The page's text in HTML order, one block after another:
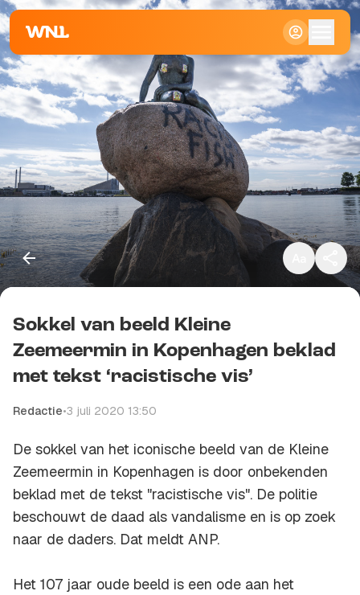
Klein
Groot
Sokkel van beeld Kleine
Zeemeermin in Kopenhagen beklad
met tekst ‘racistische vis’
Redactie•3 juli 2020 13:50
De sokkel van het iconische beeld van de Kleine
Zeemeermin in Kopenhagen is door onbekenden
beklad met de tekst "racistische vis". De politie
beschouwt de daad als vandalisme en is op zoek
naar de daders. Dat meldt ANP.
Het 107 jaar oude beeld is een ode aan het